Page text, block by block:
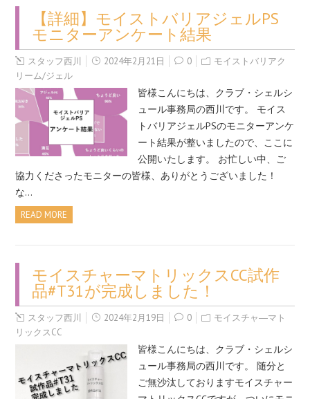
【詳細】モイストバリアジェルPS
モニターアンケート結果
スタッフ西川 2024年2月21日 0
モイストバリアク
リーム/ジェル
皆様こんにちは、クラブ・シェルシ
ュール事務局の西川です。 モイス
トバリアジェルPSのモニターアンケ
ート結果が整いましたので、ここに
公開いたします。 お忙しい中、ご
協力くださったモニターの皆様、ありがとうございました！
な…
READ MORE
モイスチャーマトリックスCC試作
品#T31が完成しました！
スタッフ西川 2024年2月19日 0
モイスチャ―マト
リックスCC
皆様こんにちは、クラブ・シェルシ
ュール事務局の西川です。 随分と
ご無沙汰しておりますモイスチャー